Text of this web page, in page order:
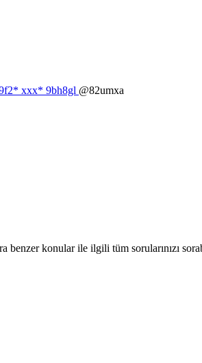
ххх* 9bh8gl @82umxa
konular ile ilgili tüm sorularınızı